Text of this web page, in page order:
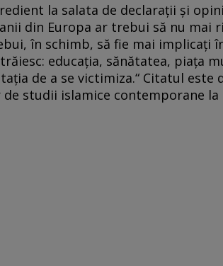
la salata de declarații și
din Europa ar trebui să nu mai
în schimb, să fie mai implicați
educația, sănătatea, piața
de a se victimiza.“ Citatul
de studii islamice contemporane